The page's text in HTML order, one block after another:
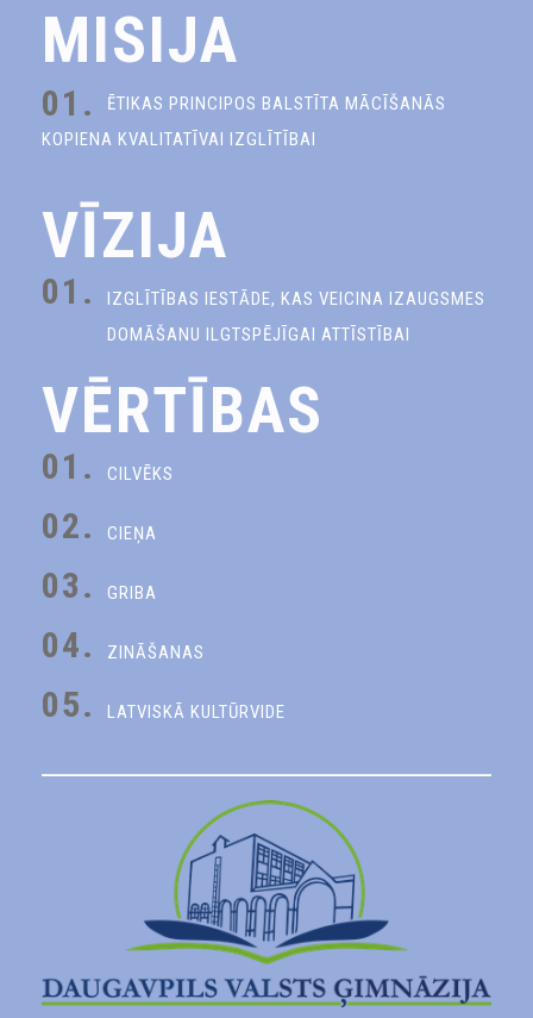
MISIJA
01.
ĒTIKAS PRINCIPOS BALSTĪTA MĀCĪŠANĀS
KOPIENA KVALITATĪVAI IZGLĪTĪBAI
VĪZIJA
01.
IZGLĪTĪBAS IESTĀDE, KAS VEICINA IZAUGSMES
DOMĀŠANU ILGTSPĒJĪGAI ATTĪSTĪBAI
VĒRTĪBAS
01. CILVĒKS
02. CIEŅA
03. GRIBA
04. ZINĀŠANAS
05. LATVISKĀ KULTŪRVIDE